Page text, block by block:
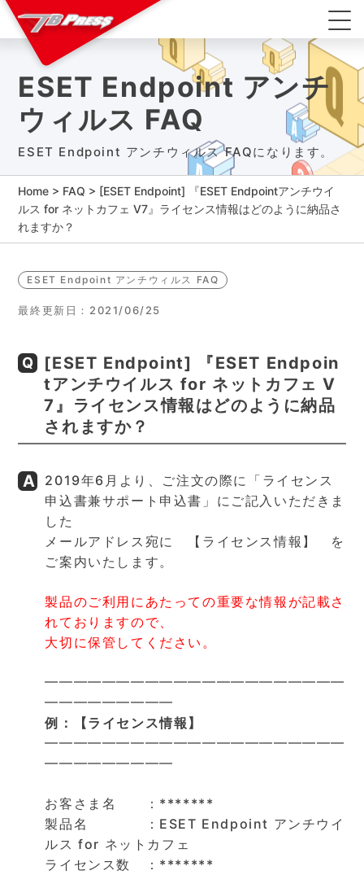
ESET Endpoint アンチ
ウィルス FAQ
ESET Endpoint アンチウィルス FAQになります。
Home > FAQ > [ESET Endpoint] 『ESET Endpointアンチウイ
ルス for ネットカフェ V7』ライセンス情報はどのように納品さ
れますか？
ESET Endpoint アンチウィルス FAQ
最終更新日：2021/06/25
[ESET Endpoint] 『ESET Endpoin
tアンチウイルス for ネットカフェ V
7』ライセンス情報はどのように納品
されますか？
2019年6月より、ご注文の際に「ライセンス
申込書兼サポート申込書」にご記入いただきま
した
メールアドレス宛に 【ライセンス情報】 を
ご案内いたします。
製品のご利用にあたっての重要な情報が記載さ
れておりますので、
大切に保管してください。
━━━━━━━━━━━━━━━━━━━━━
━━━━━━━━━
例：【ライセンス情報】
━━━━━━━━━━━━━━━━━━━━━
━━━━━━━━━
お客さま名 ：*******
製品名 ：ESET Endpoint アンチウイ
ルス for ネットカフェ
ライセンス数 ：*******